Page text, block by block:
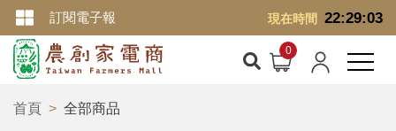
現在時間 22:29:04
訂閱電子報
首頁 全部商品